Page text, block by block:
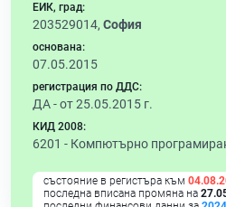
ЕИК, град:
203529014, София
основана:
07.05.2015
регистрация по ДДС:
ДА - от 25.05.2015 г.
КИД 2008:
6201 - Компютърно
състояние в регистъра към
последна вписана промяна на